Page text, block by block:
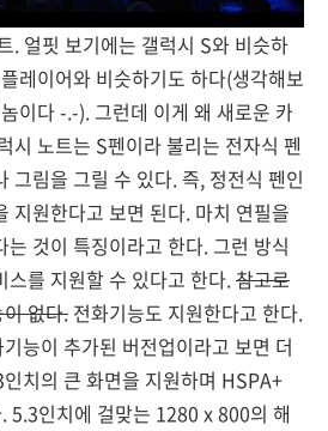
. 얼핏 보기에는 갤럭시 S와 비슷하
레이어와 비슷하기도 하다(생각해보
이다 -.-). 그런데 이게 왜 새로운 카
시 노트는 S펜이라 불리는 전자식 펜
그림을 그릴 수 있다. 즉, 정전식 펜인
지원한다고 보면 된다. 마치 연필을
것이 특징이라고 한다. 그런 방식
스를 지원할 수 있다고 한다.참고로
없다. 전화기능도 지원한다고 한다.
능이 추가된 버전업이라고 보면 더
치의 큰 화면을 지원하며 HSPA+
5.3인치에 걸맞는 1280 x 800의 해